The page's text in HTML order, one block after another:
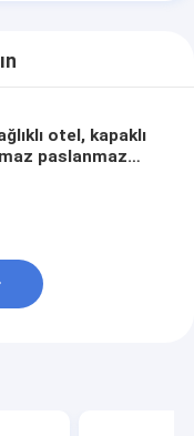
otel, kapaklı
paslanmaz